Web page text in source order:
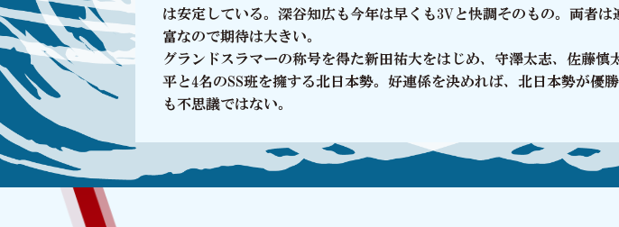
ン実施中！
2023.05.01 NEWS 解説者予想（初日）を更
2023.05.01 NEWS 想定番組を公開しました
2023.05.01 NEWS 選手コメント（前検日）
は安定している。深谷知広も今年は早くも3Vと快調そのもの。両者は
富なので期待は大きい。
グランドスラマーの称号を得た新田祐大をはじめ、守澤太志、佐藤慎
平と4名のSS班を擁する北日本勢。好連係を決めれば、北日本勢が優
も不思議ではない。